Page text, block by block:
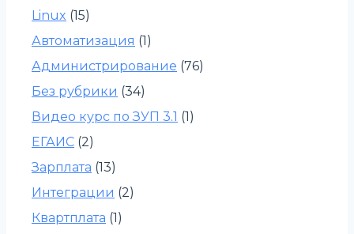
Linux (15)
Автоматизация (1)
Администрирование (76)
Без рубрики (34)
Видео курс по ЗУП 3.1 (1)
ЕГАИС (2)
Зарплата (13)
Интеграции (2)
Квартплата (1)